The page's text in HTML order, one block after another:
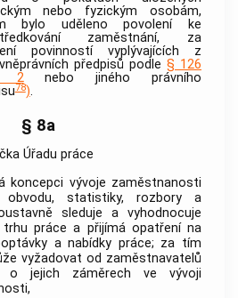
nebo fyzickým osobám,
bylo uděleno povolení ke
zaměstnání, za
povinností vyplývajících z
předpisů podle § 126
2nebo jiného právního
78).
§ 8a
Úřadu práce
koncepci vývoje zaměstnanosti
statistiky, rozbory a
sleduje a vyhodnocuje
práce a přijímá opatření na
a nabídky práce; za tím
vyžadovat od zaměstnavatelů
o jejich záměrech ve vývoji